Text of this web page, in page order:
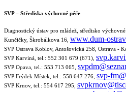
SVP– Střediska výchovné péče
Diagnostický ústav pro mládež, středisko
Kunčičky, Škrobálkova 16, www.dum-
SVP Ostrava Koblov, Antošovická 258, Ostrava -
SVP Karviná, tel.: 552 301 679 (671),
SVP Opava, tel.: 553 713 065,
SVP Frýdek Místek, tel.: 558 647 276, svp-
SVP Krnov, tel.: 554 617 295,